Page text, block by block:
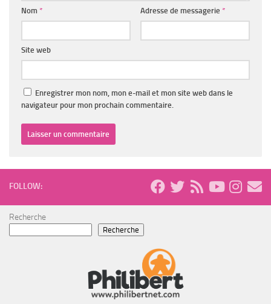
Nom * Adresse de messagerie *
Site web
Enregistrer mon nom, mon e-mail et mon site web dans le
navigateur pour mon prochain commentaire.
FOLLOW:
Recherche
Recherche